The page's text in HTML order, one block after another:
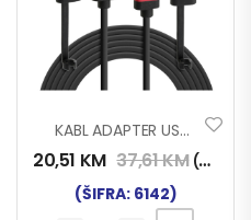
KABL ADAPTER USB 3.0, MICRO USB, APPLE 8 PIN I TYPE C
20,51 KM 37,61KM (sa PDV:
(ŠIFRA: 6142)